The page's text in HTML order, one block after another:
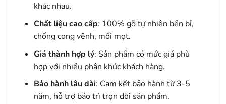
khác nhau.
Chất liệu cao cấp: 100% gỗ tự nhiên bền bỉ,
chống cong vênh, mối mọt.
Giá thành hợp lý: Sản phẩm có mức giá phù
hợp với nhiều phân khúc khách hàng.
Bảo hành lâu dài: Cam kết bảo hành từ 3-5
năm, hỗ trợ bảo trì trọn đời sản phẩm.